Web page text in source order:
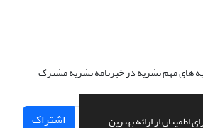
اطمینان از ارائه بهترین
های مهم نشریه در خبرنامه نشریه مشترک
اشتراک